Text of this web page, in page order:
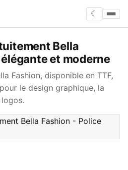
☾
Bella
et moderne
Fashion, disponible en TTF,
le design graphique, la